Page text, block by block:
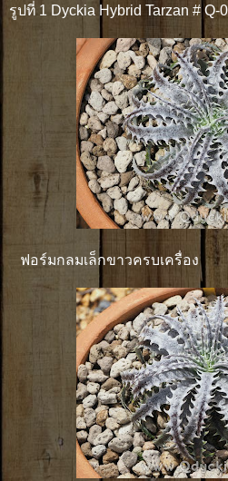
รูปที่ 1 Dyckia Hybrid Tarzan # Q-
ฟอร์มกลมเล็กขาวครบเครื่อง